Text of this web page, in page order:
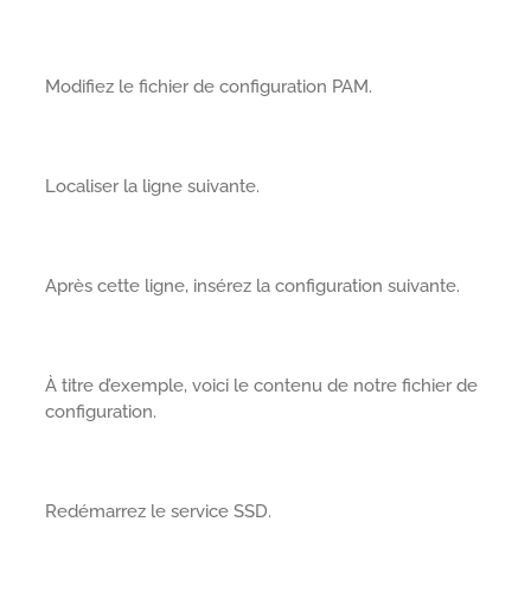
Modifiez le fichier de configuration PAM.
Localiser la ligne suivante.
Après cette ligne, insérez la configuration suivante.
À titre d’exemple, voici le contenu de notre fichier de
configuration.
Redémarrez le service SSD.